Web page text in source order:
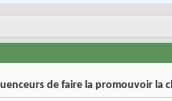
de faire la promouvoir la